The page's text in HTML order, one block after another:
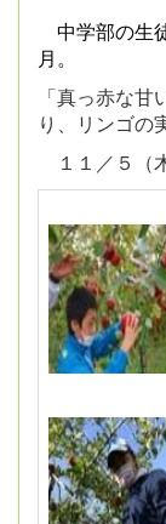
中学部の生
月。
「真っ赤な
り、リンゴの
１１／５（